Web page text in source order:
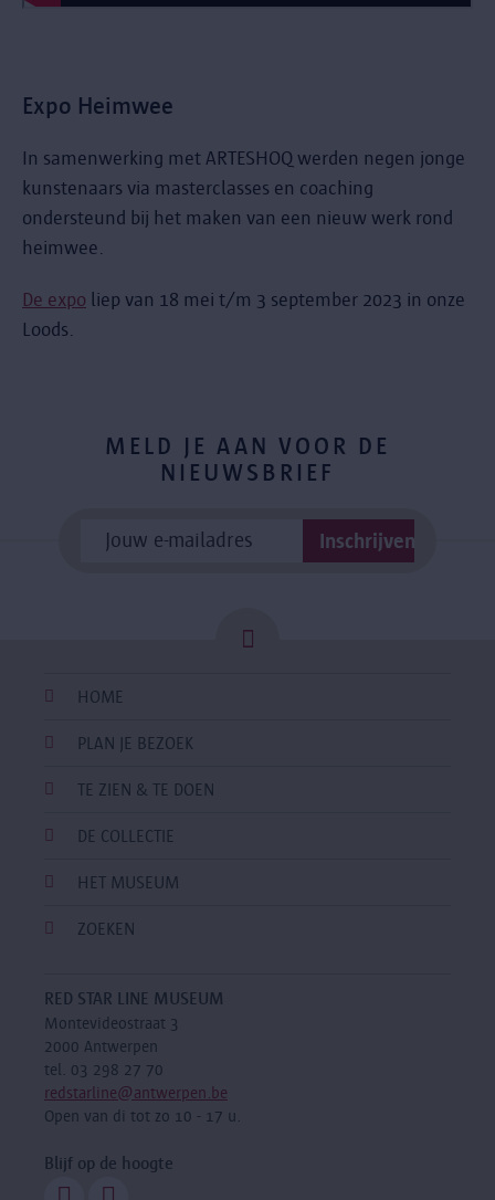
Expo Heimwee
In samenwerking met ARTESHOQ werden negen jonge
kunstenaars via masterclasses en coaching
ondersteund bij het maken van een nieuw werk rond
heimwee.
De expo liep van 18 mei t/m 3 september 2023 in onze
Loods.
MELD JE AAN VOOR DE
NIEUWSBRIEF
HOME
PLAN JE BEZOEK
TE ZIEN & TE DOEN
DE COLLECTIE
HET MUSEUM
ZOEKEN
RED STAR LINE MUSEUM
Montevideostraat 3
2000 Antwerpen
tel. 03 298 27 70
redstarline@antwerpen.be
Open van di tot zo 10 - 17 u.
Blijf op de hoogte